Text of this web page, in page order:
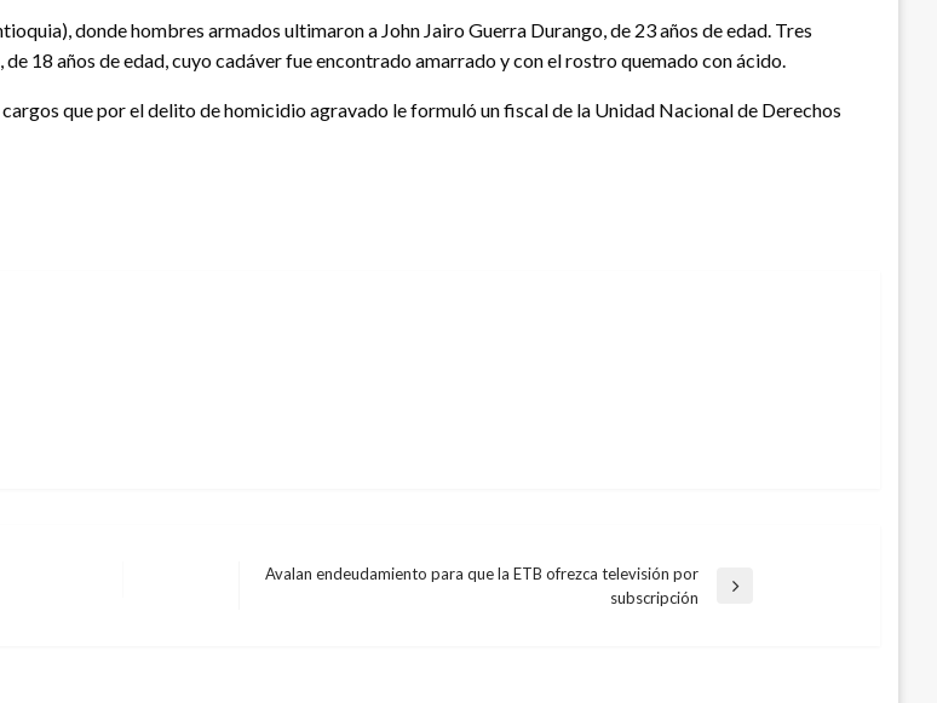
donde hombres armados ultimaron a John Jairo Guerra Durango, de 23 años de edad. Tres
18 años de edad, cuyo cadáver fue encontrado amarrado y con el rostro quemado con ácido.
que por el delito de homicidio agravado le formuló un fiscal de la Unidad Nacional de Derechos
Avalan endeudamiento para que la ETB ofrezca televisión por
subscripción